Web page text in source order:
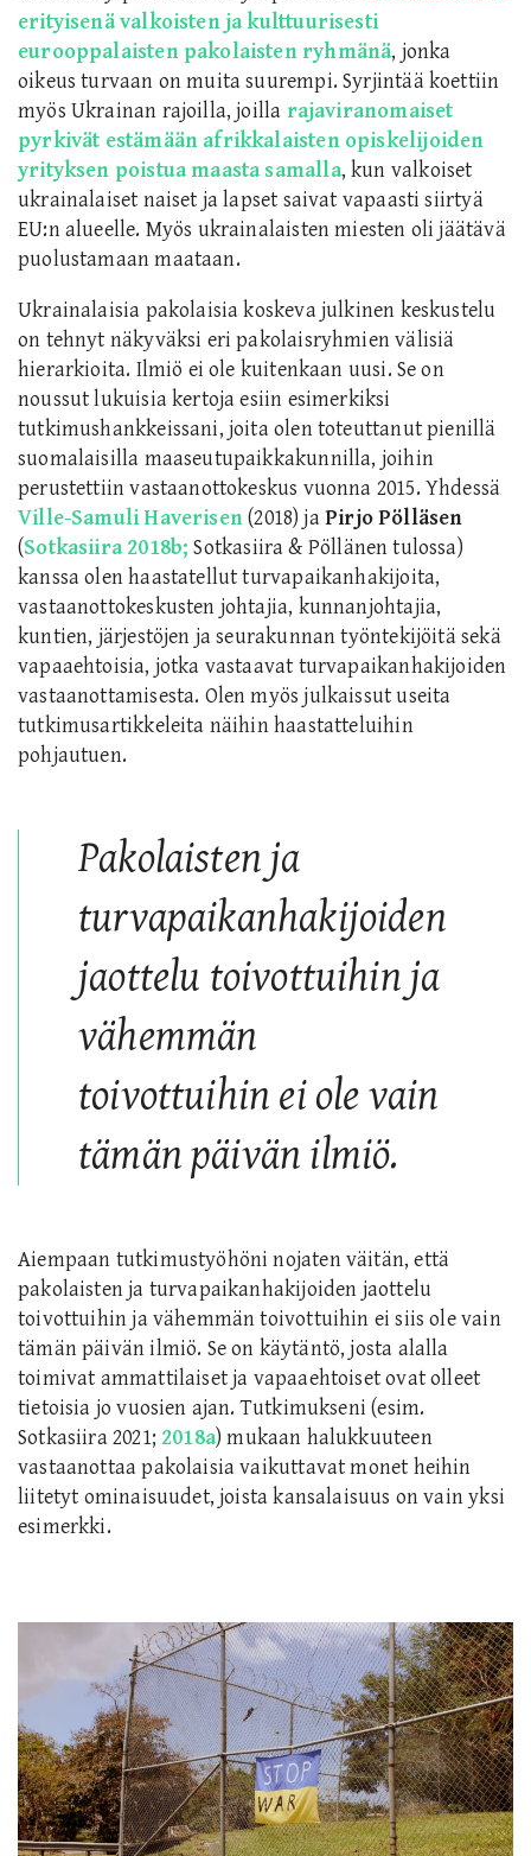
erityisenä valkoisten ja kulttuurisesti
eurooppalaisten pakolaisten ryhmänä, jonka
oikeus turvaan on muita suurempi. Syrjintää koettiin
myös Ukrainan rajoilla, joilla rajaviranomaiset
pyrkivät estämään afrikkalaisten opiskelijoiden
yrityksen poistua maasta samalla, kun valkoiset
ukrainalaiset naiset ja lapset saivat vapaasti siirtyä
EU:n alueelle. Myös ukrainalaisten miesten oli jäätävä
puolustamaan maataan.
Ukrainalaisia pakolaisia koskeva julkinen keskustelu
on tehnyt näkyväksi eri pakolaisryhmien välisiä
hierarkioita. Ilmiö ei ole kuitenkaan uusi. Se on
noussut lukuisia kertoja esiin esimerkiksi
tutkimushankkeissani, joita olen toteuttanut pienillä
suomalaisilla maaseutupaikkakunnilla, joihin
perustettiin vastaanottokeskus vuonna 2015. Yhdessä
Ville-Samuli Haverisen(2018) jaPirjo Pölläsen
(Sotkasiira 2018b; Sotkasiira & Pöllänen tulossa)
kanssa olen haastatellut turvapaikanhakijoita,
vastaanottokeskusten johtajia, kunnanjohtajia,
kuntien, järjestöjen ja seurakunnan työntekijöitä sekä
vapaaehtoisia, jotka vastaavat turvapaikanhakijoiden
vastaanottamisesta. Olen myös julkaissut useita
tutkimusartikkeleita näihin haastatteluihin
pohjautuen.
Pakolaisten ja
turvapaikanhakijoiden
jaottelu toivottuihin ja
vähemmän
toivottuihin ei ole vain
tämän päivän ilmiö.
Aiempaan tutkimustyöhöni nojaten väitän, että
pakolaisten ja turvapaikanhakijoiden jaottelu
toivottuihin ja vähemmän toivottuihin ei siis ole vain
tämän päivän ilmiö. Se on käytäntö, josta alalla
toimivat ammattilaiset ja vapaaehtoiset ovat olleet
tietoisia jo vuosien ajan. Tutkimukseni (esim.
Sotkasiira 2021; 2018a) mukaan halukkuuteen
vastaanottaa pakolaisia vaikuttavat monet heihin
liitetyt ominaisuudet, joista kansalaisuus on vain yksi
esimerkki.